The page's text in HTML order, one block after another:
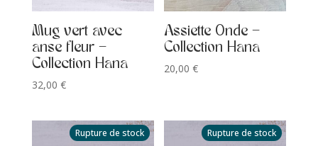
Mug vert avec
anse fleur –
Collection Hana
32,00 €
Assiette Onde –
Collection Hana
20,00€
Rupture de stock Rupture de stock